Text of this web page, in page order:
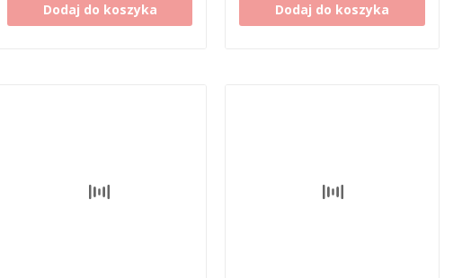
Dodaj do koszyka Dodaj do koszyka